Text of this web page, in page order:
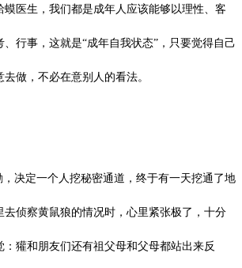
蟆医生，我们都是成年人应该能够以理性、客
行事，这就是“成年自我状态”，只要觉得自己
做，不必在意别人的看法。
决定一个人挖秘密通道，终于有一天挖通了地
去侦察黄鼠狼的情况时，心里紧张极了，十分
獾和朋友们还有祖父母和父母都站出来反